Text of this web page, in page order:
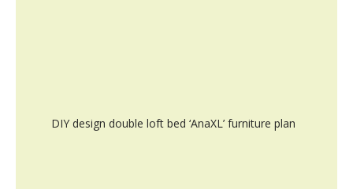
DIY design double loft bed ‘AnaXL’ furniture plan